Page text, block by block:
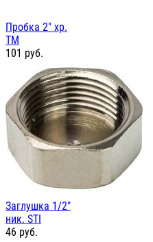
Пробка 2" хр.
TM
101 руб.
Заглушка 1/2"
ник. STI
46 руб.